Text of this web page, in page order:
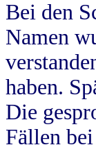
Bei den
Namen
haben.
Die
Fällen